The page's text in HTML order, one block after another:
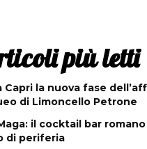
più letti
Capri la nuova fase
di Limoncello Petrone
il cocktail bar
di periferia